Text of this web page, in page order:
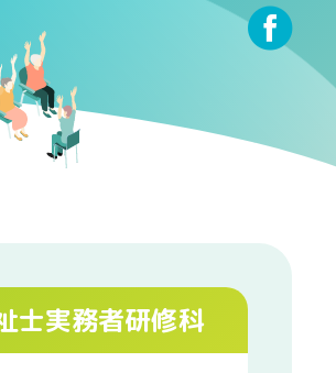
士実務者研修科